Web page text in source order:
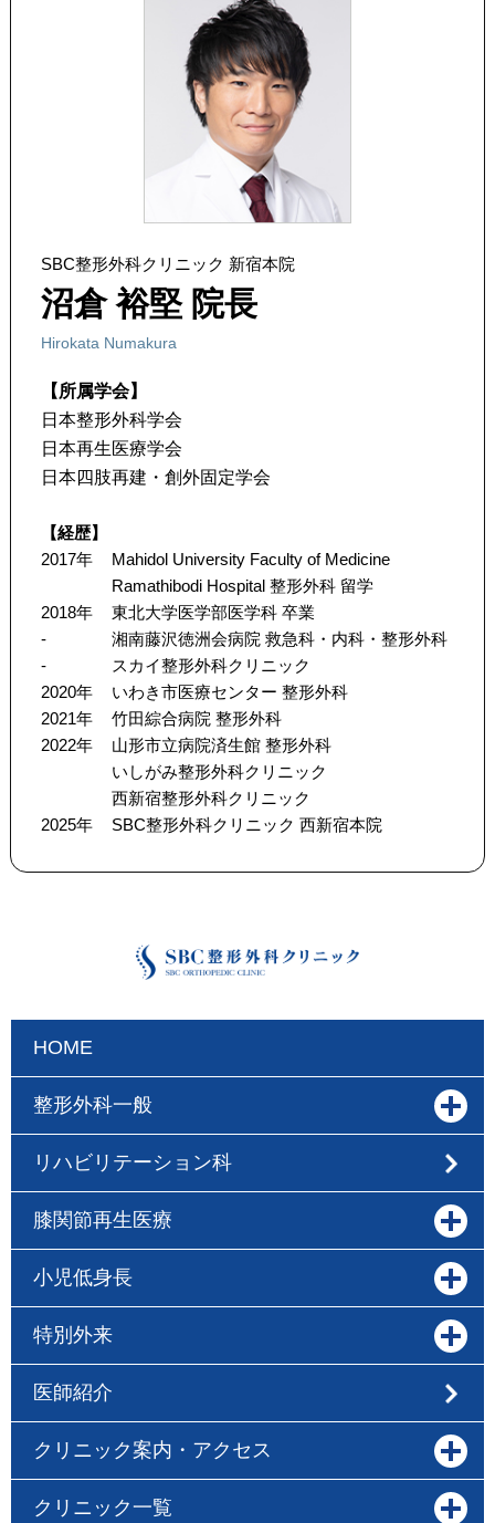
SBC整形外科クリニック 新宿本院
沼倉 裕堅 院長
Hirokata Numakura
【所属学会】
日本整形外科学会
日本再生医療学会
日本四肢再建・創外固定学会
【経歴】
2017年
Mahidol University Faculty of Medicine
Ramathibodi Hospital 整形外科 留学
2018年
東北大学医学部医学科 卒業
-
湘南藤沢徳洲会病院 救急科・内科・整形外科
-
スカイ整形外科クリニック
2020年
いわき市医療センター 整形外科
2021年
竹田綜合病院 整形外科
2022年
山形市立病院済生館 整形外科
いしがみ整形外科クリニック
西新宿整形外科クリニック
2025年
SBC整形外科クリニック 西新宿本院
HOME
整形外科一般
リハビリテーション科
膝関節再生医療
小児低身長
特別外来
医師紹介
クリニック案内・アクセス
クリニック一覧